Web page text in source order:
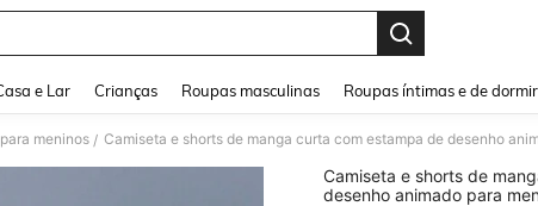
e Lar Crianças Roupas masculinas Roupas íntimas e de dormir
meninos / Camiseta e shorts de manga curta com estampa de desenho
Camiseta e shorts de
desenho animado para